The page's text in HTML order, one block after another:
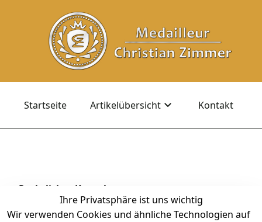
Startseite Artikelübersicht Kontakt
Ihre Privatsphäre ist uns wichtig
Wir verwenden Cookies und ähnliche Technologien auf
Rechtliches Kontakt
Kontakt